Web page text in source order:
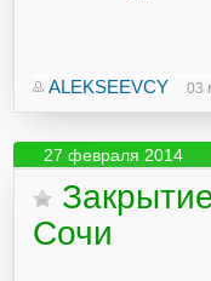
ALEKSEEVCY 03
27 февраля 2014
Сочи